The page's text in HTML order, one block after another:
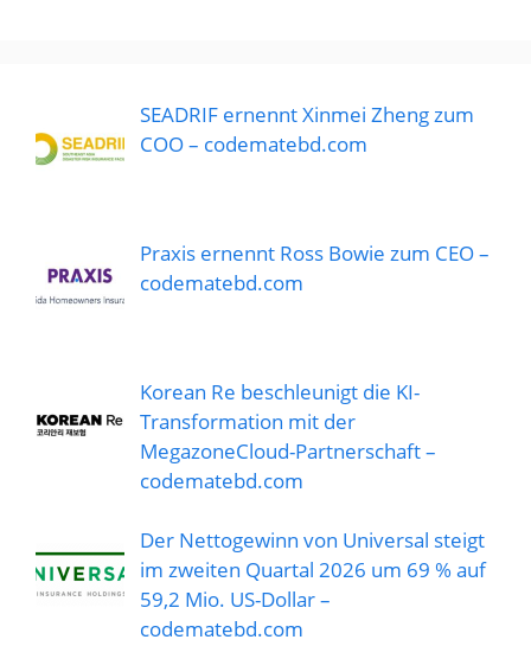
SEADRIF ernennt Xinmei Zheng zum
COO – codematebd.com
Praxis ernennt Ross Bowie zum CEO –
codematebd.com
Korean Re beschleunigt die KI-
Transformation mit der
MegazoneCloud-Partnerschaft –
codematebd.com
Der Nettogewinn von Universal steigt
im zweiten Quartal 2026 um 69 % auf
59,2 Mio. US-Dollar –
codematebd.com